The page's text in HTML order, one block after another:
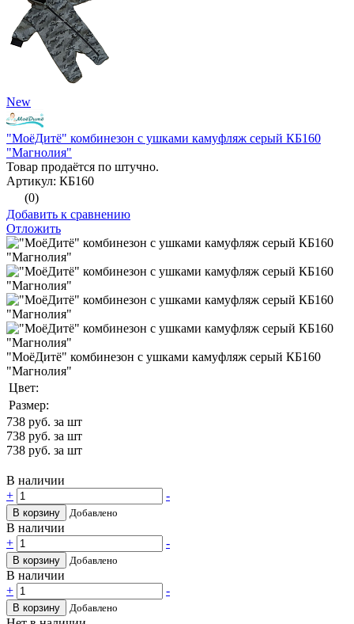
New
"МоёДитё" комбинезон с ушками камуфляж серый КБ160
"Магнолия"
Товар продаётся по штучно.
Артикул: КБ160
(0)
Добавить к сравнению
Отложить
"МоёДитё" комбинезон с ушками камуфляж серый КБ160
"Магнолия"
Цвет:
Размер:
738 руб. за шт
738 руб. за шт
738 руб. за шт
В наличии
+
-
В корзину Добавлено
В наличии
+
-
В корзину Добавлено
В наличии
+
-
В корзину Добавлено